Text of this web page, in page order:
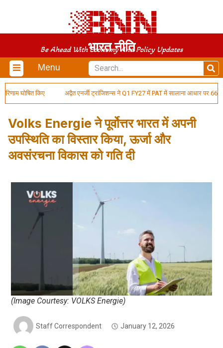
भारत नीति
Be Ahead With Economy And Policy Updates
Menu
घोषित किए अद्वैत एनर्जी ट्रांजिशन्स ने Q1 FY27 में PAT में सालाना आधार पर 66% की
Volks Energie ने पूर्वोत्तर भारत में अपनी
उपस्थिति का विस्तार किया, ऊर्जा और
अवसंरचना विकास को गति दी
(Image Courtesy: VOLKS Energie)
Staff Correspondent January 12, 2026